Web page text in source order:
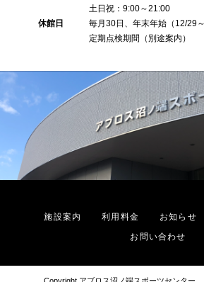
土日祝：9:00～21:00
休館日 毎月30日、年末年始（12/29～
定期点検期間（別途案内）
施設案内 利用料金 お知らせ
お問い合わせ